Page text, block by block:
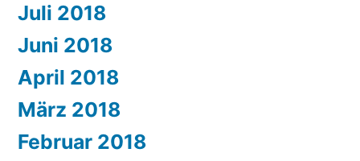
Juli 2018
Juni 2018
April 2018
März 2018
Februar 2018